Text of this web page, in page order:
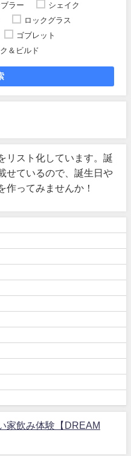
ラー
シェイク
ロックグラス
ゴブレット
＆ビルド
リスト化しています。誕
せているので、誕生日や
作ってみませんか！
家飲み体験【DREAM